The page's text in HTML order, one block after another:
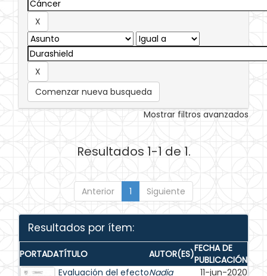
Comenzar nueva busqueda
Mostrar filtros avanzados
Resultados 1-1 de 1.
Anterior 1 Siguiente
Resultados por ítem:
PORTADATÍTULO AUTOR(ES)FECHA DE
PUBLICACIÓN
Evaluación del efectoNadia
11-jun-2020